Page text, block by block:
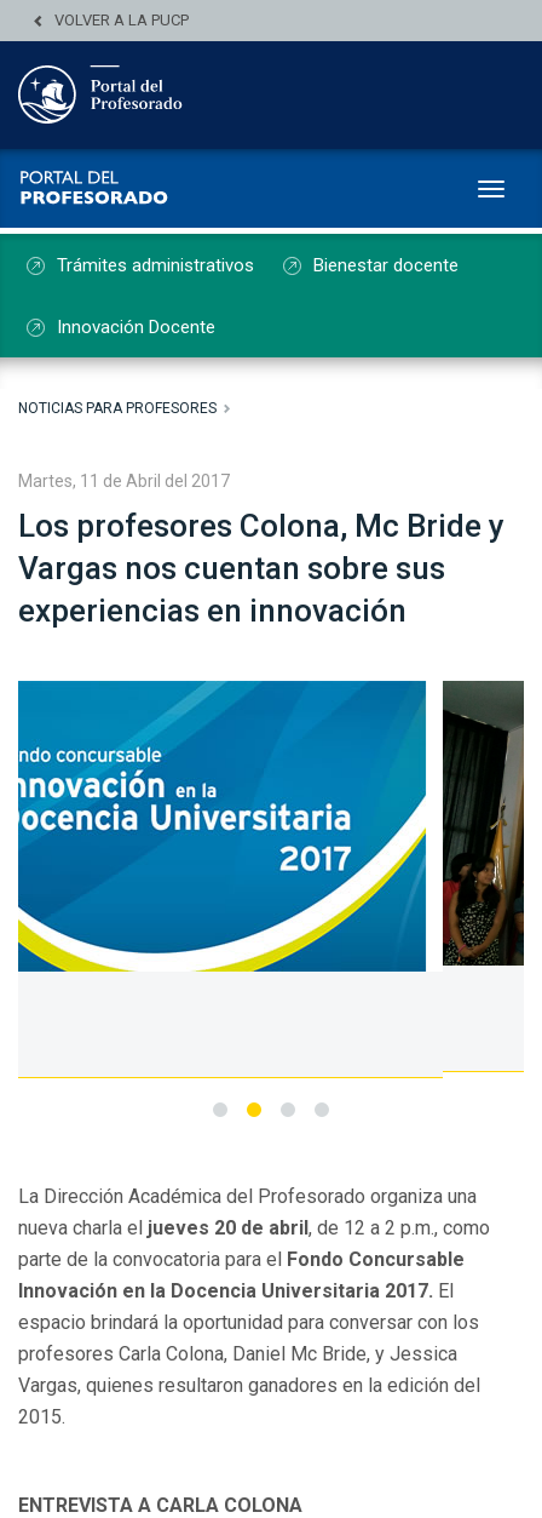
VOLVER A LA PUCP
Trámites administrativos Bienestar docente
Innovación Docente
NOTICIAS PARA PROFESORES
Martes, 11 de Abril del 2017
Los profesores Colona, Mc Bride y
Vargas nos cuentan sobre sus
experiencias en innovación
La Dirección Académica del Profesorado organiza una
nueva charla el jueves 20 de abril , de 12 a 2 p.m., como
parte de la convocatoria para el Fondo Concursable
Innovación en la Docencia Universitaria 2017 El
espacio brindará la oportunidad para conversar con los
profesores Carla Colona, Daniel Mc Bride, y Jessica
Vargas, quienes resultaron ganadores en la edición del
2015.
ENTREVISTA A CARLA COLONA